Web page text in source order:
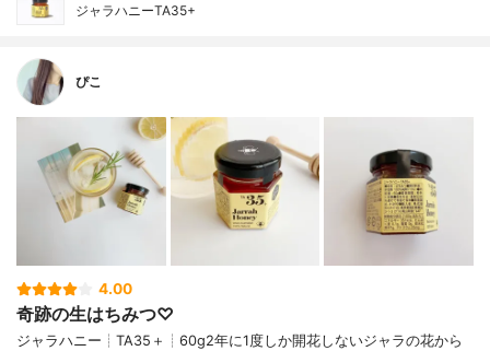
ジャラハニーTA35+
ぴこ
4.00
奇跡の生はちみつ♡
ジャラハニー┊︎TA35＋┊︎60g2年に1度しか開花しないジャラの花から